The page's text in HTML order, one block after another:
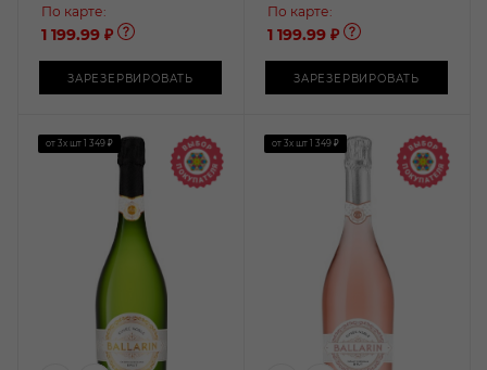
По карте:
1 199.99 ₽
ЗАРЕЗЕРВИРОВАТЬ
По карте:
1 199.99 ₽
ЗАРЕЗЕРВИРОВАТЬ
от 3х шт 1 349 ₽ от 3х шт 1 349 ₽